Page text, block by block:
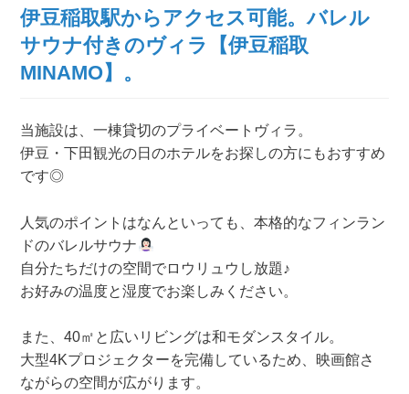
伊豆稲取駅からアクセス可能。バレル
サウナ付きのヴィラ【伊豆稲取
MINAMO】。
当施設は、一棟貸切のプライベートヴィラ。
伊豆・下田観光の日のホテルをお探しの方にもおすすめ
です◎
人気のポイントはなんといっても、本格的なフィンラン
ドのバレルサウナ
自分たちだけの空間でロウリュウし放題♪
お好みの温度と湿度でお楽しみください。
また、40㎡と広いリビングは和モダンスタイル。
大型4Kプロジェクターを完備しているため、映画館さ
ながらの空間が広がります。